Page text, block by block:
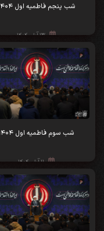
شب پنجم فاطمیه اول ۱۴۰۴
۱۳ آبان ۱۴۰۴
شب سوم فاطمیه اول ۱۴۰۴
۱۱ آبان ۱۴۰۴